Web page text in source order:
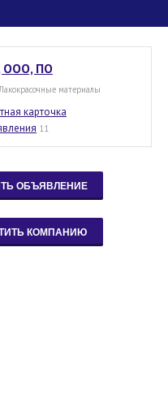
ООО, ПО
материалы
карточка
11